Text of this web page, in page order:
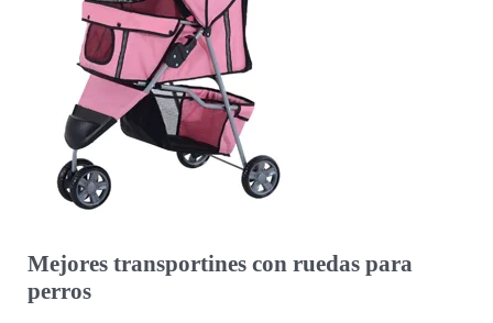
Mejores transportines con ruedas para
perros